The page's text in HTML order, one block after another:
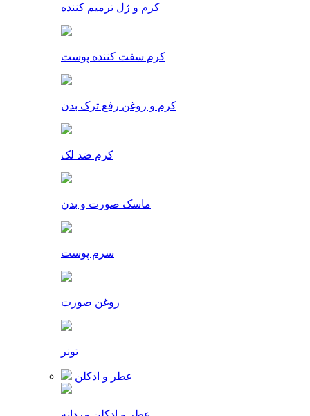
کرم و ژل ترمیم کننده
کرم سفت کننده پوست
کرم و روغن رفع ترک بدن
کرم ضد لک
ماسک صورت و بدن
سرم پوست
روغن صورت
تونر
عطر و ادکلن